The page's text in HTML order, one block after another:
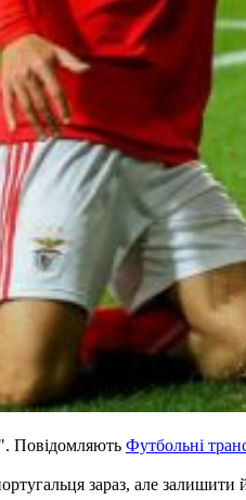
Повідомляють Футбольні
зараз, але залишити